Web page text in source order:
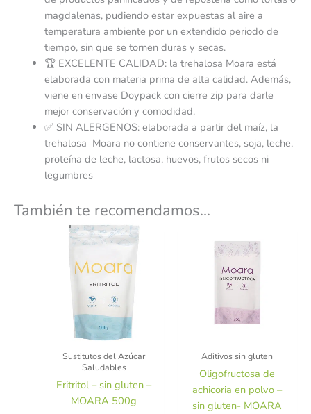
magdalenas, pudiendo estar expuestas al aire a
temperatura ambiente por un extendido periodo de
tiempo, sin que se tornen duras y secas.
🏆 EXCELENTE CALIDAD: la trehalosa Moara está
elaborada con materia prima de alta calidad. Además,
viene en envase Doypack con cierre zip para darle
mejor conservación y comodidad.
✅ SIN ALERGENOS: elaborada a partir del maíz, la
trehalosa Moara no contiene conservantes, soja, leche,
proteína de leche, lactosa, huevos, frutos secos ni
legumbres
También te recomendamos…
Sustitutos del Azúcar
Saludables
Eritritol – sin gluten –
MOARA 500g
Aditivos sin gluten
Oligofructosa de
achicoria en polvo –
sin gluten- MOARA